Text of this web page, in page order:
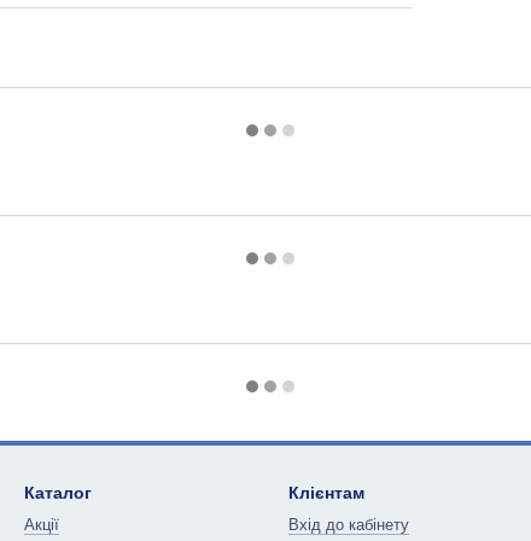
Каталог
Акції
Клієнтам
Вхід до кабінету